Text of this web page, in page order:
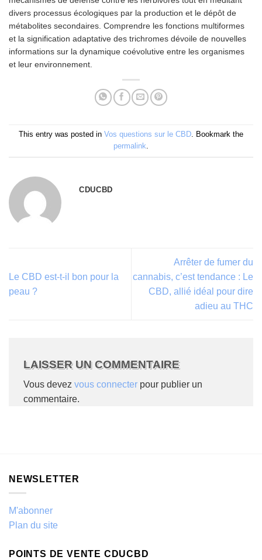
divers processus écologiques par la production et le dépôt de
métabolites secondaires. Comprendre les fonctions multiformes
et la signification adaptative des trichromes dévoile de nouvelles
informations sur la dynamique coévolutive entre les organismes
et leur environnement.
This entry was posted in Vos questions sur le CBD. Bookmark the
permalink.
CDUCBD
Le CBD est-t-il bon pour la
peau ?
Arrêter de fumer du
cannabis, c’est tendance : Le
CBD, allié idéal pour dire
adieu au THC
LAISSER UN COMMENTAIRE
Vous devez vous connecter pour publier un
commentaire.
NEWSLETTER
M'abonner
Plan du site
POINTS DE VENTE CDUCBD